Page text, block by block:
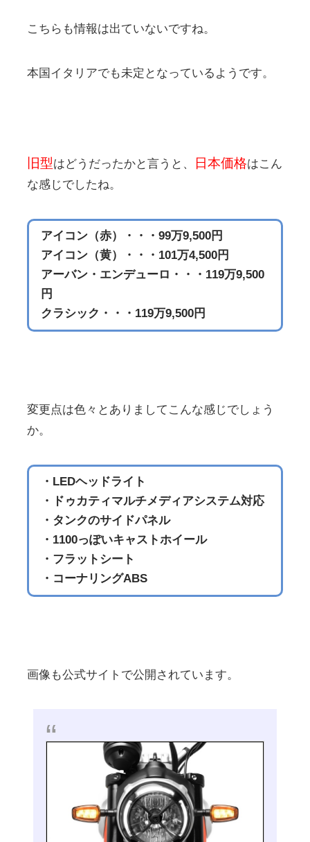
こちらも情報は出ていないですね。
本国イタリアでも未定となっているようです。
旧型はどうだったかと言うと、 日本価格はこん
な感じでしたね。
アイコン（赤）・・・99万9,500円
アイコン（黄）・・・101万4,500円
アーバン・エンデューロ・・・119万9,500
円
クラシック・・・119万9,500円
変更点は色々とありましてこんな感じでしょう
か。
・LEDヘッドライト
・ドゥカティマルチメディアシステム対応
・タンクのサイドパネル
・1100っぽいキャストホイール
・フラットシート
・コーナリングABS
画像も公式サイトで公開されています。